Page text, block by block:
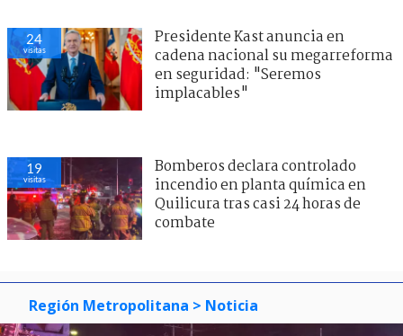
24
visitas
Presidente Kast anuncia en
cadena nacional su megarreforma
en seguridad: "Seremos
implacables"
19
visitas
Bomberos declara controlado
incendio en planta química en
Quilicura tras casi 24 horas de
combate
Región Metropolitana > Noticia